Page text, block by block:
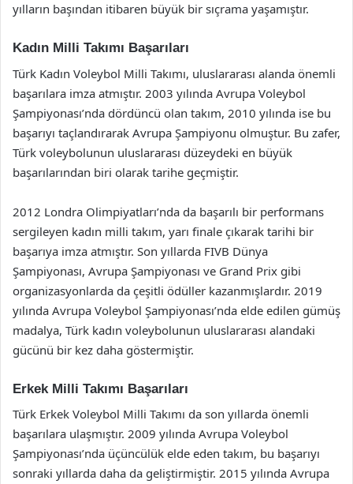
yılların başından itibaren büyük bir sıçrama yaşamıştır.
Kadın Milli Takımı Başarıları
Türk Kadın Voleybol Milli Takımı, uluslararası alanda önemli
başarılara imza atmıştır. 2003 yılında Avrupa Voleybol
Şampiyonası’nda dördüncü olan takım, 2010 yılında ise bu
başarıyı taçlandırarak Avrupa Şampiyonu olmuştur. Bu zafer,
Türk voleybolunun uluslararası düzeydeki en büyük
başarılarından biri olarak tarihe geçmiştir.
2012 Londra Olimpiyatları’nda da başarılı bir performans
sergileyen kadın milli takım, yarı finale çıkarak tarihi bir
başarıya imza atmıştır. Son yıllarda FIVB Dünya
Şampiyonası, Avrupa Şampiyonası ve Grand Prix gibi
organizasyonlarda da çeşitli ödüller kazanmışlardır. 2019
yılında Avrupa Voleybol Şampiyonası’nda elde edilen gümüş
madalya, Türk kadın voleybolunun uluslararası alandaki
gücünü bir kez daha göstermiştir.
Erkek Milli Takımı Başarıları
Türk Erkek Voleybol Milli Takımı da son yıllarda önemli
başarılara ulaşmıştır. 2009 yılında Avrupa Voleybol
Şampiyonası’nda üçüncülük elde eden takım, bu başarıyı
sonraki yıllarda daha da geliştirmiştir. 2015 yılında Avrupa